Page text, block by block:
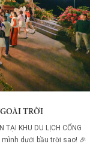
TRỜI
TẠI KHU DU LỊCH CỔNG
mình dưới bầu trời sao! 🎉